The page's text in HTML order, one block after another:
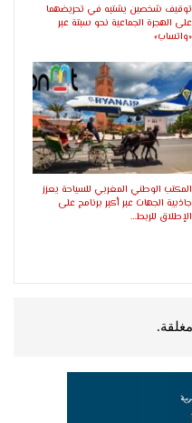
توقيف شخصين يشتبه في تحريضهما
على الهجرة الجماعية نحو سبتة عبر
«واتساب»
المكتب الوطني المغربي للسياحة يعزز
جاذبية الجهات عبر أكبر برنامج على
الإطلاق للربط…